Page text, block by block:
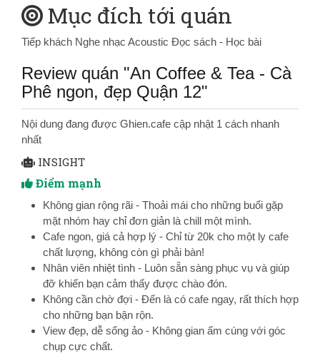
Mục đích tới quán
Tiếp khách Nghe nhạc Acoustic Đọc sách - Học bài
Review quán "An Coffee & Tea - Cà
Phê ngon, đẹp Quận 12"
Nội dung đang được Ghien.cafe cập nhật 1 cách nhanh
nhất
INSIGHT
Điểm mạnh
Không gian rộng rãi - Thoải mái cho những buổi gặp
mặt nhóm hay chỉ đơn giản là chill một mình.
Cafe ngon, giá cả hợp lý - Chỉ từ 20k cho một ly cafe
chất lượng, không còn gì phải bàn!
Nhân viên nhiệt tình - Luôn sẵn sàng phục vụ và giúp
đỡ khiến bạn cảm thấy được chào đón.
Không cần chờ đợi - Đến là có cafe ngay, rất thích hợp
cho những bạn bận rộn.
View đẹp, dễ sống ảo - Không gian ấm cúng với góc
chụp cực chất.